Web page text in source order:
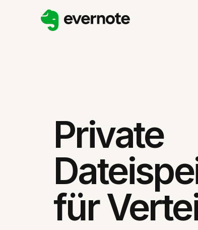
Private
für